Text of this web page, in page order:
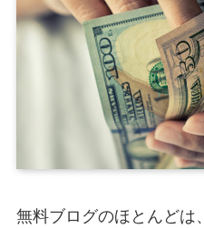
無料ブログのほとんどは、